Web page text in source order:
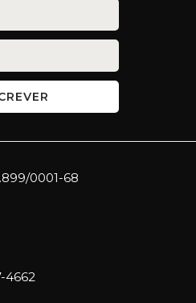
0001-68
4662